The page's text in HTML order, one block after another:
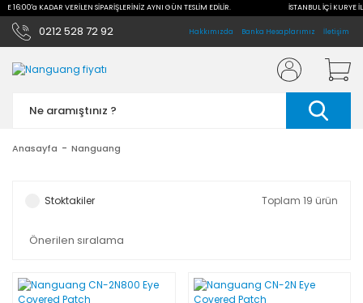
16:00'a KADAR VERİLEN SİPARİŞLERİNİZ AYNI GÜN TESLİM EDİLİR. İSTANBUL İÇİ KURYE
0212 528 72 92 Hakkımızda Banka Hesaplarımız İletişim
Anasayfa Nanguang
Stoktakiler Toplam 19 ürün